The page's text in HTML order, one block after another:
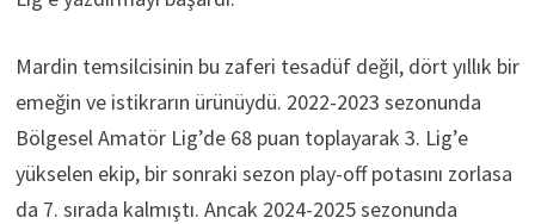
Mardin temsilcisinin bu zaferi tesadüf değil, dört yıllık bir
emeğin ve istikrarın ürünüydü. 2022-2023 sezonunda
Bölgesel Amatör Lig’de 68 puan toplayarak 3. Lig’e
yükselen ekip, bir sonraki sezon play-off potasını zorlasa
da 7. sırada kalmıştı. Ancak 2024-2025 sezonunda